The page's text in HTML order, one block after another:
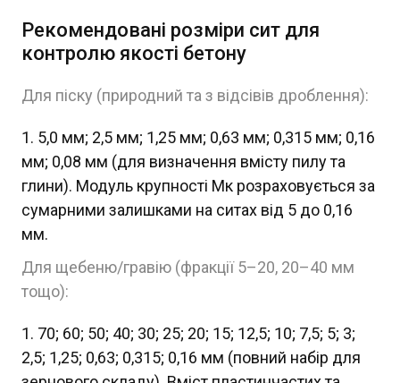
Рекомендовані розміри сит для
контролю якості бетону
Для піску (природний та з відсівів дроблення):
5,0 мм; 2,5 мм; 1,25 мм; 0,63 мм; 0,315 мм; 0,16
мм; 0,08 мм (для визначення вмісту пилу та
глини). Модуль крупності Мк розраховується за
сумарними залишками на ситах від 5 до 0,16
мм.
Для щебеню/гравію (фракції 5–20, 20–40 мм
тощо):
70; 60; 50; 40; 30; 25; 20; 15; 12,5; 10; 7,5; 5; 3;
2,5; 1,25; 0,63; 0,315; 0,16 мм (повний набір для